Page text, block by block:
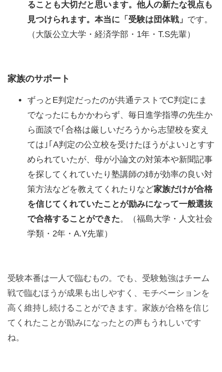
ることも大切だと思います。他人の新たな視点も
見つけられます。本当に「受験は団体戦」 です。
（大阪公立大学・経済学部・1年・T.S先輩）
家族のサポート
ずっとE判定だったのが共通テストでC判定にま
でなったにもかかわらず、毎日進学指導の先生か
ら面談で｢合格は厳しいだろうから志望校を変え
ては｣｢A判定の公立校を受けたほうがよい｣とすす
められていたが、母が小論文の対策本や新聞記事
を探してくれていたり塾講師の姉が効率の良い対
策方法などを教えてくれたりなど家族だけが合格
を信じてくれていたことが励みになって一般選抜
で合格することができた。（福島大学・人文社会
学類・2年・A.Y先輩）
受験本番は一人で臨むもの。でも、受験勉強はチーム
戦で臨むほうが成果も出しやすく、モチベーションを
高く維持し続けることができます。家族が合格を信じ
てくれたことが励みになったとの声もうれしいです
ね。